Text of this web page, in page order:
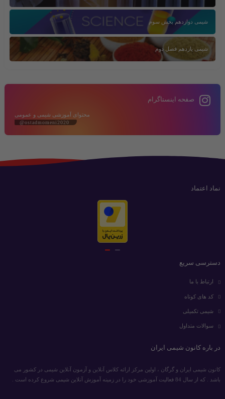
شیمی دوازدهم بخش سوم
شیمی یازدهم فصل دوم
صفحه اینستاگرام
محتوای آموزشی شیمی و عمومی
@ostadmomeni2020
نماد اعتماد
دسترسی سریع
ارتباط با ما
کد های کوتاه
شیمی تکمیلی
سوالات متداول
در باره کانون شیمی ایران
کانون شیمی ایران و گرگان ، اولین مرکز ارائه کلاس آنلاین و آزمون آنلاین شیمی در کشور می
باشد . که از سال 84 فعالیت آموزشی خود را در زمینه آموزش آنلاین شیمی شروع کرده است .